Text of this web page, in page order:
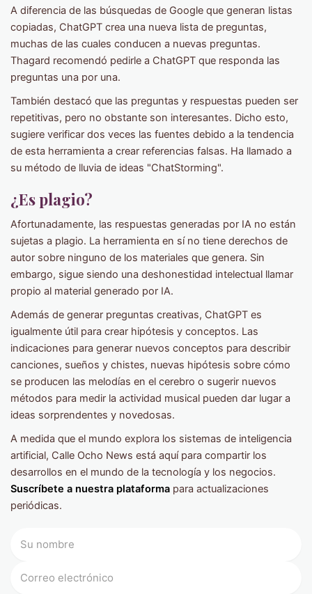
A diferencia de las búsquedas de Google que generan listas
copiadas, ChatGPT crea una nueva lista de preguntas,
muchas de las cuales conducen a nuevas preguntas.
Thagard recomendó pedirle a ChatGPT que responda las
preguntas una por una.
También destacó que las preguntas y respuestas pueden ser
repetitivas, pero no obstante son interesantes. Dicho esto,
sugiere verificar dos veces las fuentes debido a la tendencia
de esta herramienta a crear referencias falsas. Ha llamado a
su método de lluvia de ideas "ChatStorming".
¿Es plagio?
Afortunadamente, las respuestas generadas por IA no están
sujetas a plagio. La herramienta en sí no tiene derechos de
autor sobre ninguno de los materiales que genera. Sin
embargo, sigue siendo una deshonestidad intelectual llamar
propio al material generado por IA.
Además de generar preguntas creativas, ChatGPT es
igualmente útil para crear hipótesis y conceptos. Las
indicaciones para generar nuevos conceptos para describir
canciones, sueños y chistes, nuevas hipótesis sobre cómo
se producen las melodías en el cerebro o sugerir nuevos
métodos para medir la actividad musical pueden dar lugar a
ideas sorprendentes y novedosas.
A medida que el mundo explora los sistemas de inteligencia
artificial, Calle Ocho News está aquí para compartir los
desarrollos en el mundo de la tecnología y los negocios.
Suscríbete a nuestra plataforma para actualizaciones
periódicas.